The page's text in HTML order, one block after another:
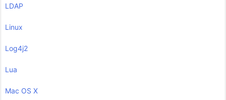
LDAP
Linux
Log4j2
Lua
Mac OS X